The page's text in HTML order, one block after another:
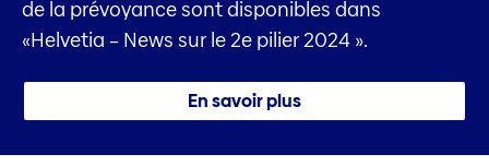
de la prévoyance sont disponibles dans
«Helvetia – News sur le 2e pilier 2024 ».
En savoir plus